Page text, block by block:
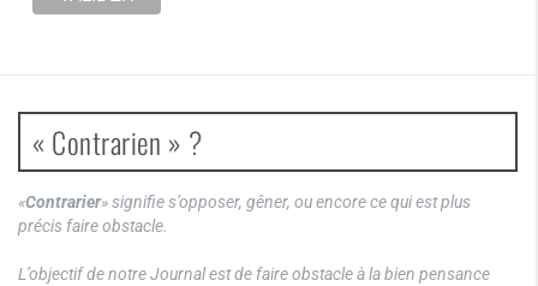
« Contrarien » ?
«Contrarier» signifie s’opposer, gêner, ou encore ce qui est plus
précis faire obstacle.
L’objectif de notre Journal est de faire obstacle à la bien pensance